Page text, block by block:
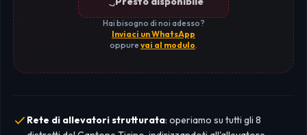
Hai bisogno di noi adesso?
Inviaci un WhatsApp
oppurevai al modulo.
Rete di allevatori strutturata: operiamo su tutti gli 8